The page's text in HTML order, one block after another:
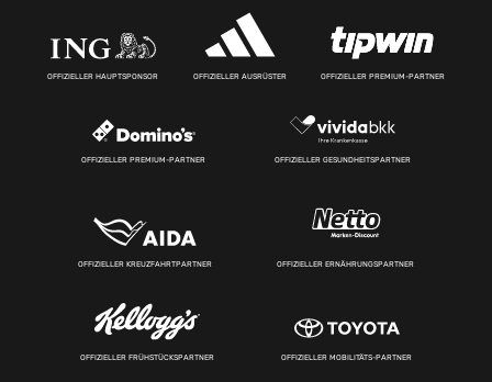
OFFIZIELLER HAUPTSPONSOR OFFIZIELLER AUSRÜSTER OFFIZIELLER PREMIUM-PARTNER
OFFIZIELLER PREMIUM-PARTNER OFFIZIELLER GESUNDHEITSPARTNER
OFFIZIELLER KREUZFAHRTPARTNER OFFIZIELLER ERNÄHRUNGSPARTNER
OFFIZIELLER FRÜHSTÜCKSPARTNER OFFIZIELLER MOBILITÄTS-PARTNER